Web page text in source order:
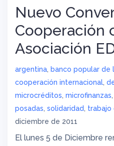
Nuevo
Cooperación
Asociación
argentina, banco popular de
cooperación internacional,
microcréditos, microfinanzas,
posadas, solidaridad, trabajo
diciembre de 2011
El lunes 5 de Diciembre